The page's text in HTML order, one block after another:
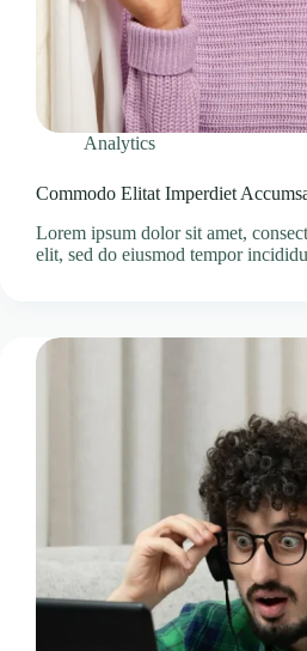
Analytics
Commodo Elitat Imperdiet
Lorem ipsum dolor sit amet,
elit, sed do eiusmod tempor